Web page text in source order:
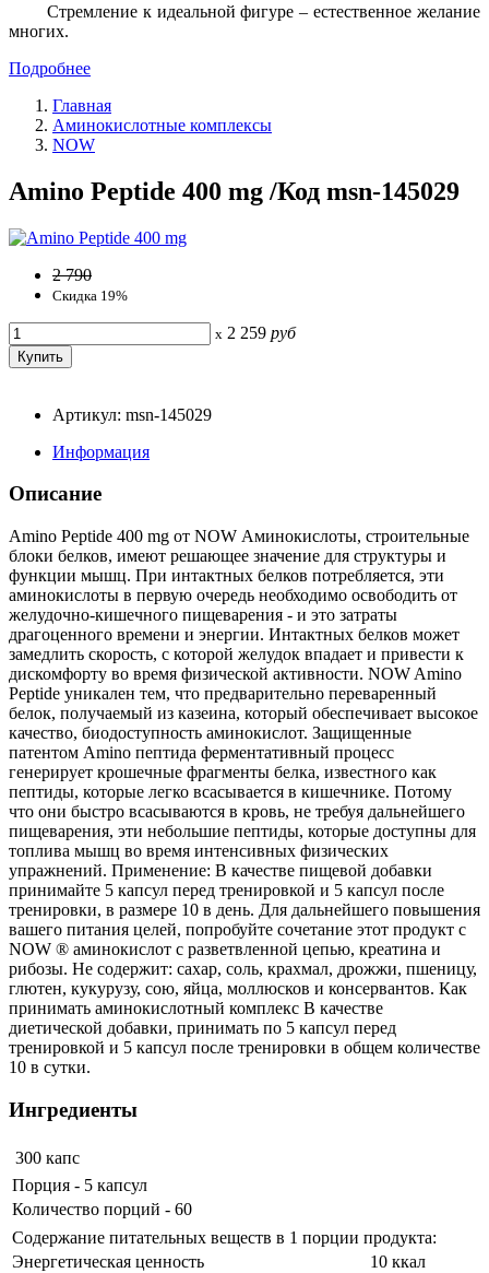
Стремление к идеальной фигуре – естественное желание
многих.
Подробнее
Главная
Аминокислотные комплексы
NOW
Amino Peptide 400 mg /Код msn-145029
2 790
Скидка 19%
x 2 259 руб
Артикул: msn-145029
Информация
Описание
Amino Peptide 400 mg от NOW Аминокислоты, строительные
блоки белков, имеют решающее значение для структуры и
функции мышц. При интактных белков потребляется, эти
аминокислоты в первую очередь необходимо освободить от
желудочно-кишечного пищеварения - и это затраты
драгоценного времени и энергии. Интактных белков может
замедлить скорость, с которой желудок впадает и привести к
дискомфорту во время физической активности. NOW Amino
Peptide уникален тем, что предварительно переваренный
белок, получаемый из казеина, который обеспечивает высокое
качество, биодоступность аминокислот. Защищенные
патентом Amino пептида ферментативный процесс
генерирует крошечные фрагменты белка, известного как
пептиды, которые легко всасывается в кишечнике. Потому
что они быстро всасываются в кровь, не требуя дальнейшего
пищеварения, эти небольшие пептиды, которые доступны для
топлива мышц во время интенсивных физических
упражнений. Применение: В качестве пищевой добавки
принимайте 5 капсул перед тренировкой и 5 капсул после
тренировки, в размере 10 в день. Для дальнейшего повышения
вашего питания целей, попробуйте сочетание этот продукт с
NOW ® аминокислот с разветвленной цепью, креатина и
рибозы. Не содержит: сахар, соль, крахмал, дрожжи, пшеницу,
глютен, кукурузу, сою, яйца, моллюсков и консервантов. Как
принимать аминокислотный комплекс В качестве
диетической добавки, принимать по 5 капсул перед
тренировкой и 5 капсул после тренировки в общем количестве
10 в сутки.
Ингредиенты
300 капс
Порция - 5 капсул
Количество порций - 60
Содержание питательных веществ в 1 порции продукта:
Энергетическая ценность
10 ккал